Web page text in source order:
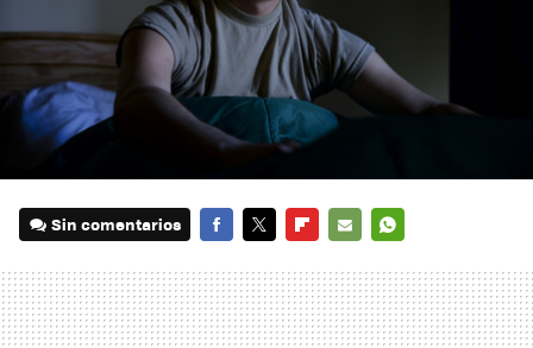
Sin comentarios
MAIL